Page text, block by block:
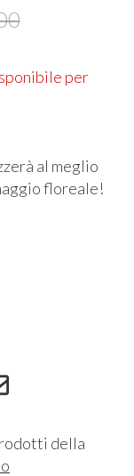
per
al meglio
floreale!
della